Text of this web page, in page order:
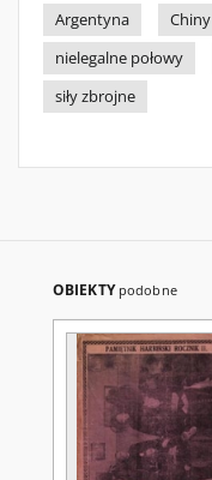
Argentyna
Chiny
nielegalne połowy
siły zbrojne
OBIEKTY podobne